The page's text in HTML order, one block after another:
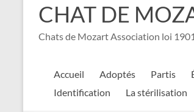
CHAT DE
Chats de Mozart Association loi 1901
Accueil Adoptés Partis
Identification
La stérilisation